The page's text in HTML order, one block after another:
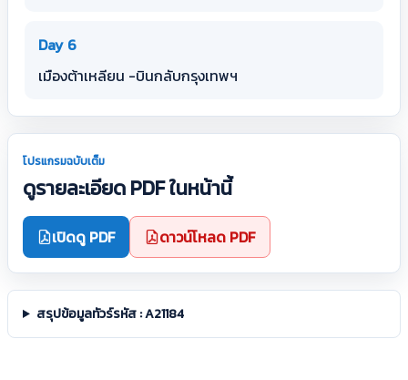
Day 6
เมืองต้าเหลียน -บินกลับกรุงเทพฯ
โปรแกรมฉบับเต็ม
ดูรายละเอียด PDF ในหน้านี้
เปิดดู PDF ดาวน์โหลด PDF
สรุปข้อมูลทัวร์รหัส : A21184